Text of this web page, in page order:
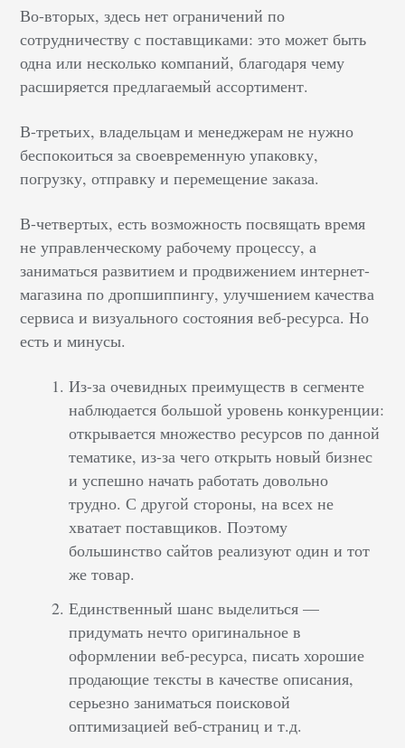
Во-вторых, здесь нет ограничений по
сотрудничеству с поставщиками: это может быть
одна или несколько компаний, благодаря чему
расширяется предлагаемый ассортимент.
В-третьих, владельцам и менеджерам не нужно
беспокоиться за своевременную упаковку,
погрузку, отправку и перемещение заказа.
В-четвертых, есть возможность посвящать время
не управленческому рабочему процессу, а
заниматься развитием и продвижением интернет-
магазина по дропшиппингу, улучшением качества
сервиса и визуального состояния веб-ресурса. Но
есть и минусы.
Из-за очевидных преимуществ в сегменте
наблюдается большой уровень конкуренции:
открывается множество ресурсов по данной
тематике, из-за чего открыть новый бизнес
и успешно начать работать довольно
трудно. С другой стороны, на всех не
хватает поставщиков. Поэтому
большинство сайтов реализуют один и тот
же товар.
Единственный шанс выделиться —
придумать нечто оригинальное в
оформлении веб-ресурса, писать хорошие
продающие тексты в качестве описания,
серьезно заниматься поисковой
оптимизацией веб-страниц и т.д.